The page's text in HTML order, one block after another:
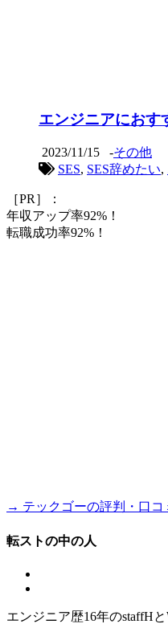
エンジニアにおす
2023/11/15 -その他
SES, SES辞めたい,
［PR］：
年収アップ率92%！
転職成功率92%！
→ テックゴーの評判・口コ
転ストの中の人
エンジニア歴16年のstaffH